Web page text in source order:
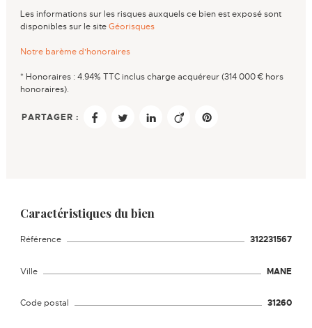
Les informations sur les risques auxquels ce bien est exposé sont
disponibles sur le siteGéorisques
Notre barème d'honoraires
* Honoraires : 4.94% TTC inclus charge acquéreur (314 000 € hors
honoraires).
PARTAGER :
Caractéristiques du bien
Référence 312231567
Ville MANE
Code postal 31260